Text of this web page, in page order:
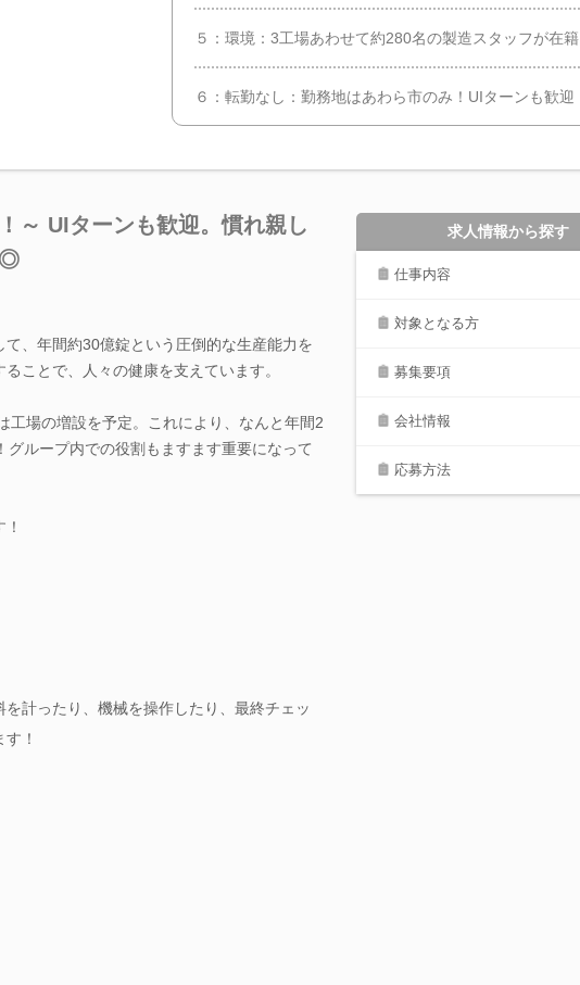
５：環境：3工場あわせて約280名の製造スタッフが在籍
６：転勤なし：勤務地はあわら市のみ！UIターンも歓迎
～ UIターンも歓迎。慣れ親し
◎
、年間約30億錠という圧倒的な生産能力を
ことで、人々の健康を支えています。
場の増設を予定。これにより、なんと年間2
ループ内での役割もますます重要になって
計ったり、機械を操作したり、最終チェッ
！
求人情報から探す
仕事内容
対象となる方
募集要項
会社情報
応募方法